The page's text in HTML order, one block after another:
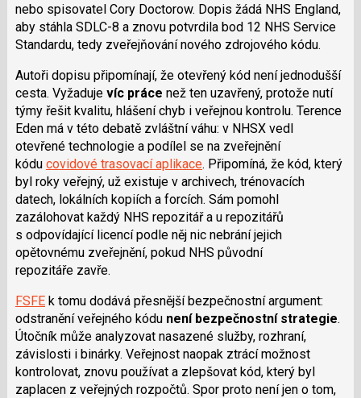
nebo spisovatel Cory Doctorow. Dopis žádá NHS England,
aby stáhla SDLC-8 a znovu potvrdila bod 12 NHS Service
Standardu, tedy zveřejňování nového zdrojového kódu.
Autoři dopisu připomínají, že otevřený kód není jednodušší
cesta. Vyžaduje víc práce než ten uzavřený, protože nutí
týmy řešit kvalitu, hlášení chyb i veřejnou kontrolu. Terence
Eden má v této debatě zvláštní váhu: v NHSX vedl
otevřené technologie a podílel se na zveřejnění
kódu covidové trasovací aplikace. Připomíná, že kód, který
byl roky veřejný, už existuje v archivech, trénovacích
datech, lokálních kopiích a forcích. Sám pomohl
zazálohovat každý NHS repozitář a u repozitářů
s odpovídající licencí podle něj nic nebrání jejich
opětovnému zveřejnění, pokud NHS původní
repozitáře zavře.
FSFEk tomu dodává přesnější bezpečnostní argument:
odstranění veřejného kódu není bezpečnostní strategie.
Útočník může analyzovat nasazené služby, rozhraní,
závislosti i binárky. Veřejnost naopak ztrácí možnost
kontrolovat, znovu používat a zlepšovat kód, který byl
zaplacen z veřejných rozpočtů. Spor proto není jen o tom,